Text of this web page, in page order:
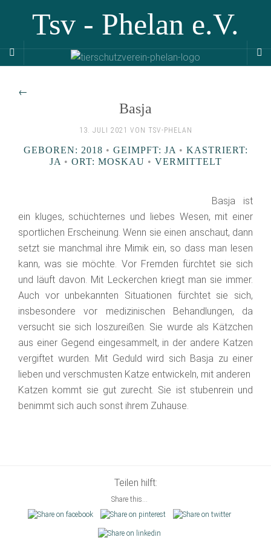
Tsv - Phelan e.V.
←
Basja
13. JULI 2021 VON TSV-PHELAN
GEBOREN: 2018 • GEIMPFT: JA • KASTRIERT:
JA • ORT: MOSKAU • VERMITTELT
Basja ist
ein kluges, schüchternes und liebes Wesen, mit einer
sportlichen Erscheinung. Wenn sie einen anschaut, dann
setzt sie manchmal ihre Mimik ein, so dass man lesen
kann, was sie möchte. Vor Fremden fürchtet sie sich
und läuft davon. Mit Leckerchen kriegt man sie immer.
Auch vor unbekannten Situationen fürchtet sie sich,
insbesondere vor medizinischen Behandlungen, da
versucht sie sich loszureißen. Sie wurde als Kätzchen
aus einer Gegend eingesammelt, in der andere Katzen
vergiftet wurden. Mit Geduld wird sich Basja zu einer
lieben und verschmusten Katze entwickeln, mit anderen
Katzen kommt sie gut zurecht. Sie ist stubenrein und
benimmt sich auch sonst ihrem Zuhause.
Teilen hilft:
Share this...